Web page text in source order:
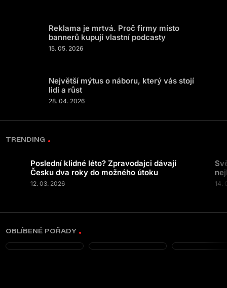
Reklama je mrtvá. Proč firmy místo
bannerů kupují vlastní podcasty
15. 05. 2026
Největší mýtus o náboru, který vás stojí
lidi a růst
28. 04. 2026
TRENDING
Poslední klidné léto? Zpravodajci dávají
Česku dva roky do možného útoku
12. 03. 2026 14.
OBLÍBENÉ POŘADY